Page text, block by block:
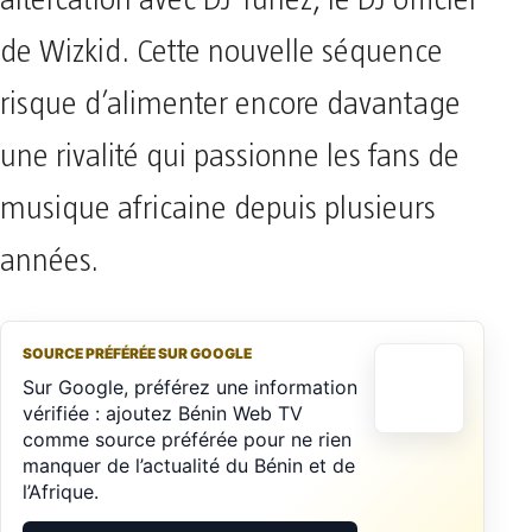
de Wizkid. Cette nouvelle séquence
risque d’alimenter encore davantage
une rivalité qui passionne les fans de
musique africaine depuis plusieurs
années.
SOURCE PRÉFÉRÉE SUR GOOGLE
Sur Google, préférez une information
vérifiée : ajoutez Bénin Web TV
comme source préférée pour ne rien
manquer de l’actualité du Bénin et de
l’Afrique.